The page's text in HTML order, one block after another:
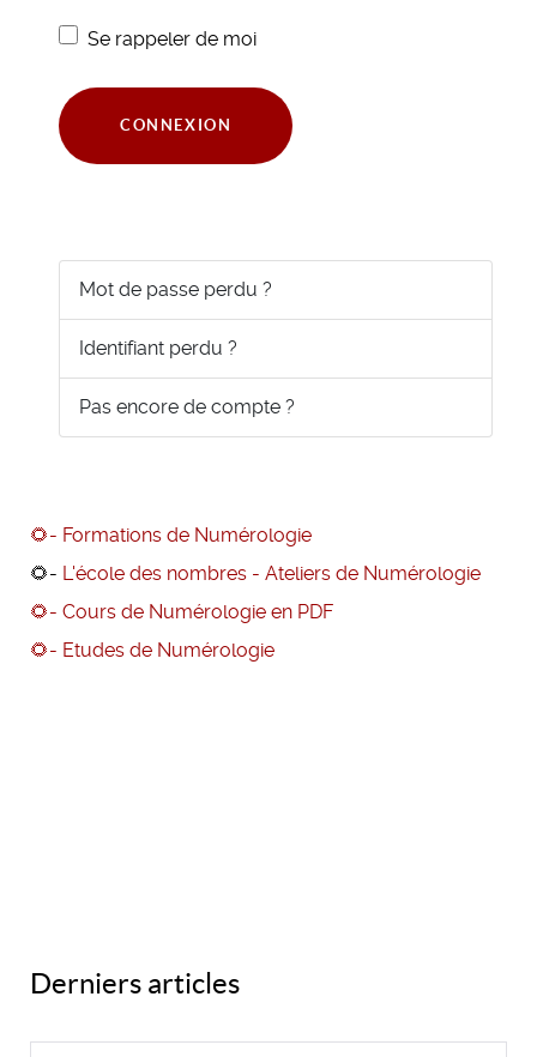
Se rappeler de moi
CONNEXION
Mot de passe perdu ?
Identifiant perdu ?
Pas encore de compte ?
🌻- Formations de Numérologie
🌻- L'école des nombres - Ateliers de Numérologie
🌻- Cours de Numérologie en PDF
🌻- Etudes de Numérologie
Derniers articles